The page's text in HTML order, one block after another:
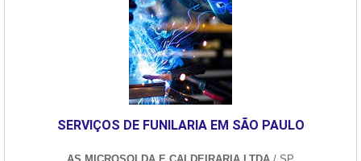
SERVIÇOS DE FUNILARIA EM SÃO PAULO